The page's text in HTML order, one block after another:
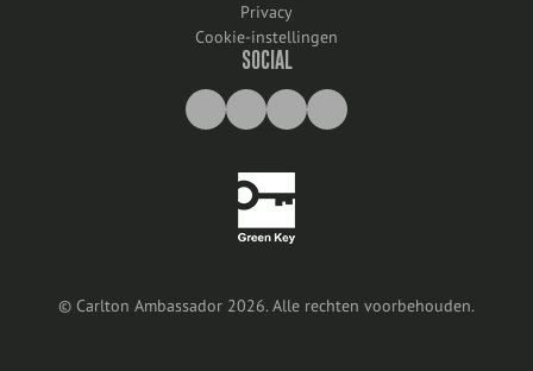
Privacy
Cookie-instellingen
SOCIAL
© Carlton Ambassador 2026.Alle rechten voorbehouden.